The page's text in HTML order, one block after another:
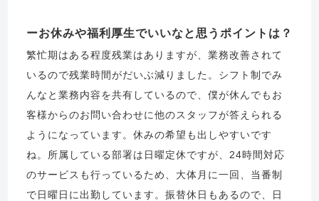
お休みや福利厚生でいいなと思うポイントは？
繁忙期はある程度残業はありますが、業務改善されて
いるので残業時間がだいぶ減りました。シフト制でみ
んなと業務内容を共有しているので、僕が休んでもお
客様からのお問い合わせに他のスタッフが答えられる
ようになっています。休みの希望も出しやすいです
ね。所属している部署は日曜定休ですが、24時間対応
のサービスも行っているため、大体月に一回、当番制
で日曜日に出勤しています。振替休日もあるので、日